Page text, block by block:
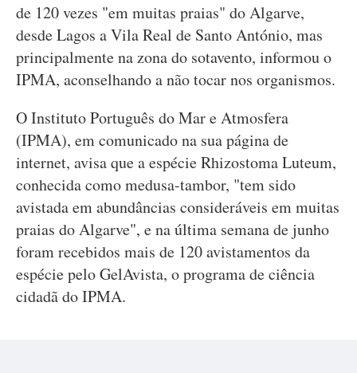
de 120 vezes "em muitas praias" do Algarve,
desde Lagos a Vila Real de Santo António, mas
principalmente na zona do sotavento, informou o
IPMA, aconselhando a não tocar nos organismos.
O Instituto Português do Mar e Atmosfera
(IPMA), em comunicado na sua página de
internet, avisa que a espécie Rhizostoma Luteum,
conhecida como medusa-tambor, "tem sido
avistada em abundâncias consideráveis em muitas
praias do Algarve", e na última semana de junho
foram recebidos mais de 120 avistamentos da
espécie pelo GelAvista, o programa de ciência
cidadã do IPMA.